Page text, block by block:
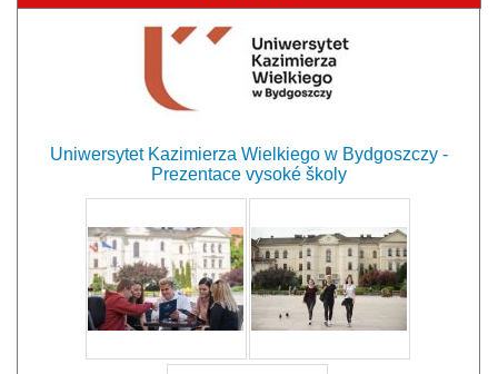
Uniwersytet Kazimierza Wielkiego w Bydgoszczy -
Prezentace vysoké školy